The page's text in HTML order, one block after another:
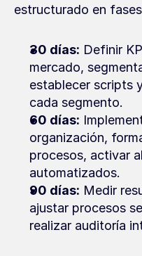
estructurado en
30 días: Definir
mercado,
establecer scripts
cada segmento.
60 días:
organización,
procesos, activar
automatizados.
90 días: Medir
ajustar procesos
realizar auditoría